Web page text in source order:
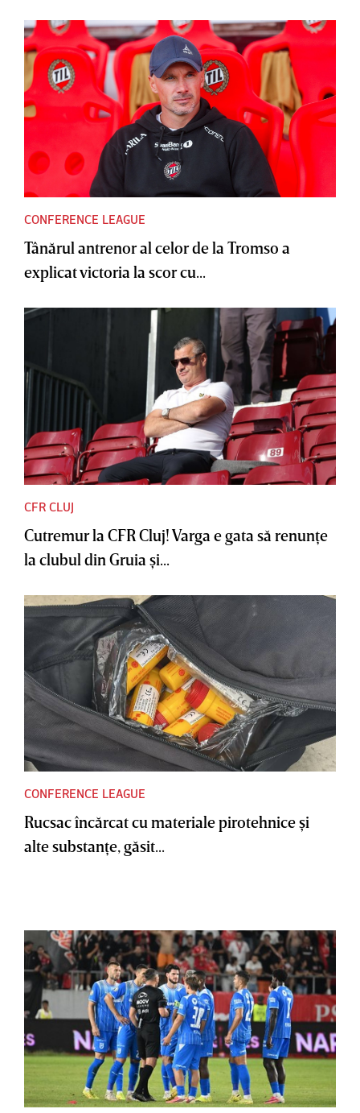
CONFERENCE LEAGUE
Tânărul antrenor al celor de la Tromso a
explicat victoria la scor cu...
CFR CLUJ
Cutremur la CFR Cluj! Varga e gata să renunţe
la clubul din Gruia şi...
CONFERENCE LEAGUE
Rucsac încărcat cu materiale pirotehnice şi
alte substanţe, găsit...